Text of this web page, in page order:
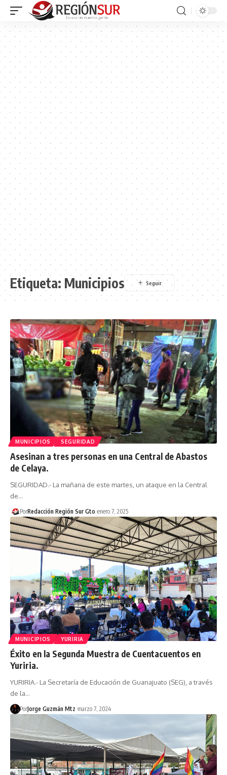
Etiqueta: Municipios
MUNICIPIOS SEGURIDAD
Asesinan a tres personas en una Central de Abastos
de Celaya.
SEGURIDAD.- La mañana de este martes, un ataque en la Central
de…
PorRedacción Región Sur Gto enero 7, 2025
MUNICIPIOS YURIRIA
Éxito en la Segunda Muestra de Cuentacuentos en
Yuriria.
YURIRIA.- La Secretaría de Educación de Guanajuato (SEG), a través
de la…
PorJorge Guzmán Mtz marzo 7, 2024